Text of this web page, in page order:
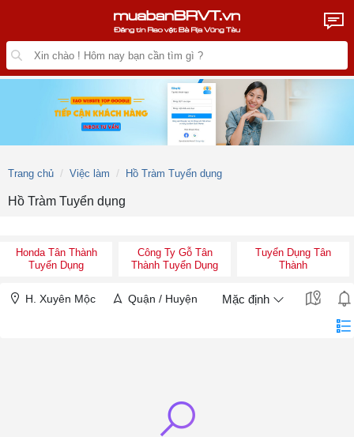
Trang chủ Việc làm Hồ Tràm Tuyển dụng
Hồ Tràm Tuyển dụng
Honda Tân Thành
Tuyển Dụng
Công Ty Gỗ Tân
Thành Tuyển Dụng
Tuyển Dụng Tân
Thành
H. Xuyên Mộc Quận / Huyện Mặc định